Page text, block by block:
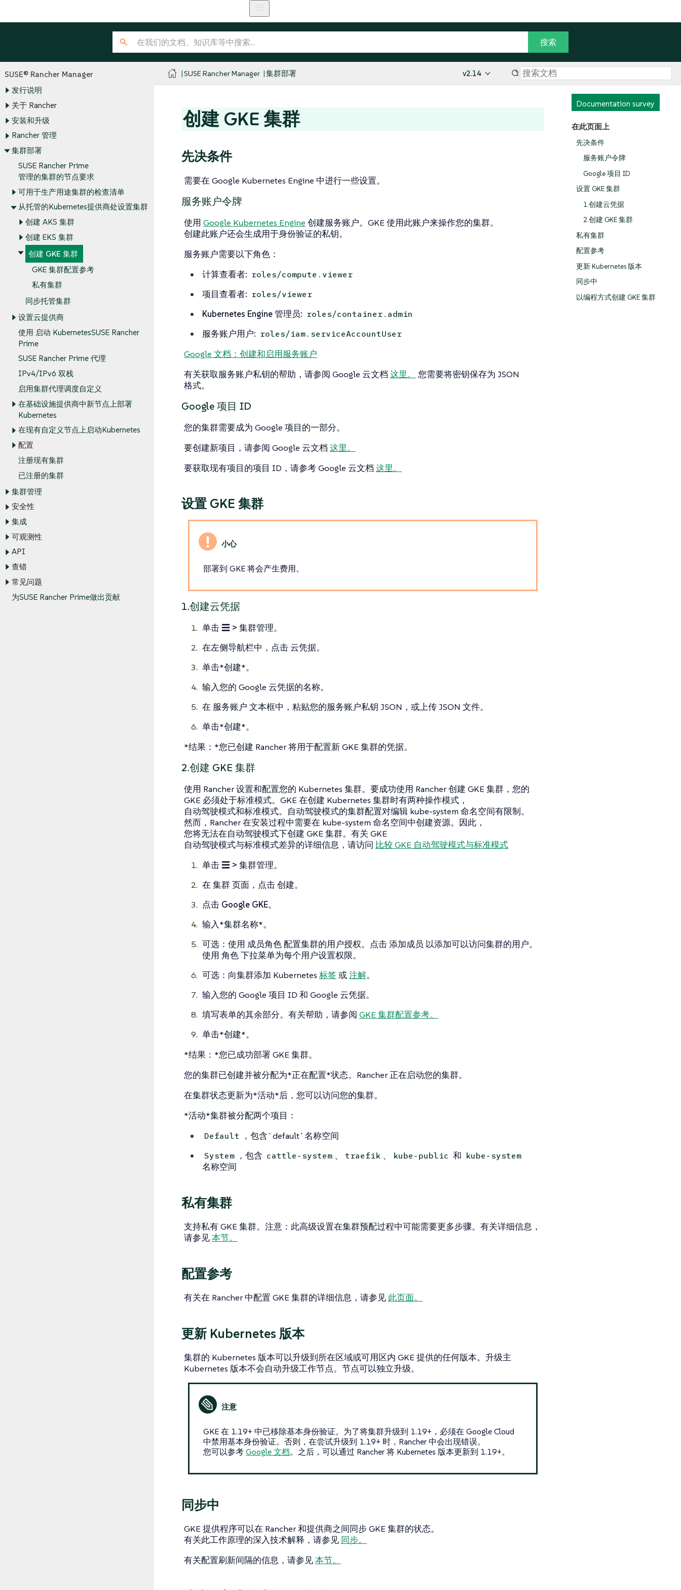
SUSE® Rancher Manager
发行说明
关于 Rancher
安装和升级
Rancher 管理
集群部署
SUSE Rancher Prime
管理的集群的节点要求
可用于生产用途集群的检查清单
从托管的Kubernetes提供商处设置集群
创建 AKS 集群
创建 EKS 集群
创建 GKE 集群
GKE 集群配置参考
私有集群
同步托管集群
设置云提供商
使用 启动 KubernetesSUSE Rancher
Prime
SUSE Rancher Prime 代理
IPv4/IPv6 双栈
启用集群代理调度自定义
在基础设施提供商中新节点上部署
Kubernetes
在现有自定义节点上启动Kubernetes
配置
注册现有集群
已注册的集群
集群管理
安全性
集成
可观测性
API
查错
常见问题
为SUSE Rancher Prime做出贡献
SUSE Rancher Manager 集群部署 v2.14
Documentation survey
在此页面上
先决条件
服务账户令牌
Google 项目 ID
设置 GKE 集群
1.创建云凭据
2.创建 GKE 集群
私有集群
配置参考
更新 Kubernetes 版本
同步中
以编程方式创建 GKE 集群
创建 GKE 集群
先决条件
需要在 Google Kubernetes Engine 中进行一些设置。
服务账户令牌
使用 Google Kubernetes Engine 创建服务账户。GKE 使用此账户来操作您的集群。
创建此账户还会生成用于身份验证的私钥。
服务账户需要以下角色：
计算查看者: roles/compute.viewer
项目查看者: roles/viewer
Kubernetes Engine 管理员: roles/container.admin
服务账户用户: roles/iam.serviceAccountUser
Google 文档：创建和启用服务账户
有关获取服务账户私钥的帮助，请参阅 Google 云文档 这里。
您需要将密钥保存为 JSON
格式。
Google 项目 ID
您的集群需要成为 Google 项目的一部分。
要创建新项目，请参阅 Google 云文档 这里。
要获取现有项目的项目 ID，请参考 Google 云文档 这里。
设置 GKE 集群
部署到 GKE 将会产生费用。
1.创建云凭据
单击 ☰ > 集群管理。
在左侧导航栏中，点击 云凭据。
单击*创建*。
输入您的 Google 云凭据的名称。
在 服务账户 文本框中，粘贴您的服务账户私钥 JSON，或上传 JSON 文件。
单击*创建*。
*结果：*您已创建 Rancher 将用于配置新 GKE 集群的凭据。
2.创建 GKE 集群
使用 Rancher 设置和配置您的 Kubernetes 集群。要成功使用 Rancher 创建 GKE 集群，您的
GKE 必须处于标准模式。GKE 在创建 Kubernetes 集群时有两种操作模式，
自动驾驶模式和标准模式。自动驾驶模式的集群配置对编辑 kube-system 命名空间有限制。
然而，Rancher 在安装过程中需要在 kube-system 命名空间中创建资源。因此，
您将无法在自动驾驶模式下创建 GKE 集群。有关 GKE
自动驾驶模式与标准模式差异的详细信息，请访问 比较 GKE 自动驾驶模式与标准模式
单击 ☰ > 集群管理。
在集群页面，点击创建。
点击 Google GKE。
输入*集群名称*。
可选：使用 成员角色配置集群的用户授权。点击添加成员 以添加可以访问集群的用户。
使用 角色下拉菜单为每个用户设置权限。
可选：向集群添加 Kubernetes 标签或注解。
输入您的 Google 项目 ID 和 Google 云凭据。
填写表单的其余部分。有关帮助，请参阅 GKE 集群配置参考。
单击*创建*。
*结果：*您已成功部署 GKE 集群。
您的集群已创建并被分配为*正在配置*状态。Rancher 正在启动您的集群。
在集群状态更新为*活动*后，您可以访问您的集群。
*活动*集群被分配两个项目：
Default ，包含`default`名称空间
System ，包含 cattle-system 、 traefik 、 kube-public 和 kube-system
名称空间
私有集群
支持私有 GKE 集群。注意：此高级设置在集群预配过程中可能需要更多步骤。有关详细信息，
请参见本节。
配置参考
有关在 Rancher 中配置 GKE 集群的详细信息，请参见此页面。
更新 Kubernetes 版本
集群的 Kubernetes 版本可以升级到所在区域或可用区内 GKE 提供的任何版本。升级主
Kubernetes 版本不会自动升级工作节点。节点可以独立升级。
GKE 在 1.19+ 中已移除基本身份验证。为了将集群升级到 1.19+，必须在 Google Cloud
中禁用基本身份验证。否则，在尝试升级到 1.19+ 时，Rancher 中会出现错误。
您可以参考Google 文档。之后，可以通过 Rancher 将 Kubernetes 版本更新到 1.19+。
同步中
GKE 提供程序可以在 Rancher 和提供商之间同步 GKE 集群的状态。
有关此工作原理的深入技术解释，请参见 同步。
有关配置刷新间隔的信息，请参见本节。